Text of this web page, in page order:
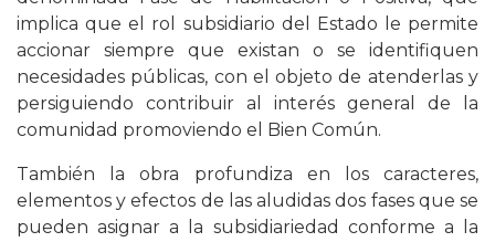
implica que el rol subsidiario del Estado le permite
accionar siempre que existan o se identifiquen
necesidades públicas, con el objeto de atenderlas y
persiguiendo contribuir al interés general de la
comunidad promoviendo el Bien Común.
También la obra profundiza en los caracteres,
elementos y efectos de las aludidas dos fases que se
pueden asignar a la subsidiariedad conforme a la